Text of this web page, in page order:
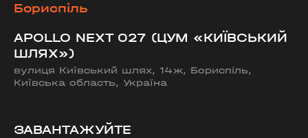
Бориспіль
APOLLO NEXT 027 (ЦУМ «КИЇВСЬКИЙ
ШЛЯХ»)
вулиця Київський шлях, 14ж, Бориспіль,
Київська область, Україна
ЗАВАНТАЖУЙТЕ